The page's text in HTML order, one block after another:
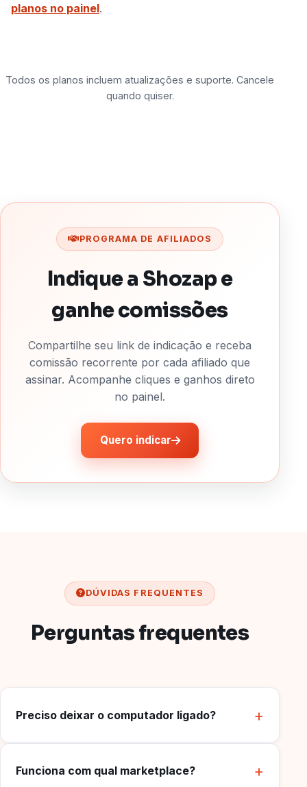
planos no painel.
Todos os planos incluem atualizações e suporte. Cancele
quando quiser.
PROGRAMA DE AFILIADOS
Indique a Shozap e
ganhe comissões
Compartilhe seu link de indicação e receba
comissão recorrente por cada afiliado que
assinar. Acompanhe cliques e ganhos direto
no painel.
Quero indicar
DÚVIDAS FREQUENTES
Perguntas frequentes
Preciso deixar o computador ligado?
Funciona com qual marketplace?